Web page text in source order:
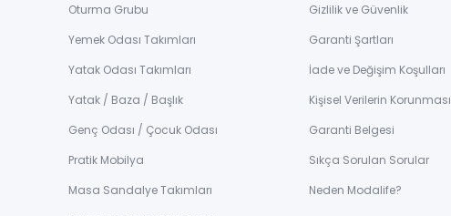
Oturma Grubu
Yemek Odası Takımları
Yatak Odası Takımları
Yatak / Baza / Başlık
Genç Odası / Çocuk Odası
Pratik Mobilya
Masa Sandalye Takımları
Gizlilik ve Güvenlik
Garanti Şartları
İade ve Değişim Koşulları
Kişisel Verilerin Korunması
Garanti Belgesi
Sıkça Sorulan Sorular
Neden Modalife?